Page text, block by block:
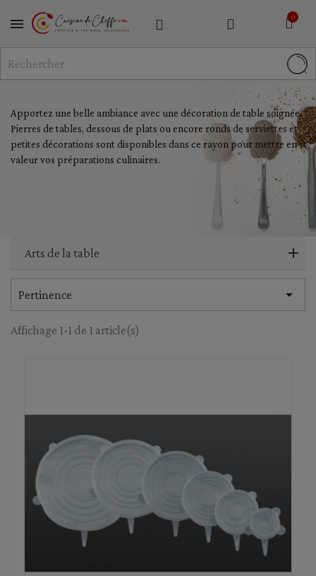
MENU
Apportez une belle ambiance avec une décoration de table soignée.
Pierres de tables, dessous de plats ou encore ronds de serviettes et
petites décorations sont disponibles dans ce rayon pour mettre en
valeur vos préparations culinaires.
Arts de la table
Pertinence 
Affichage 1-1 de 1 article(s)